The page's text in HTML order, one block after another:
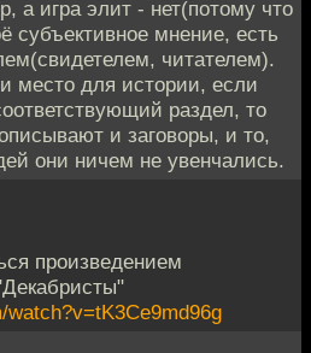
а игра элит - нет(потому что
субъективное мнение, есть
читателем).
место для истории, если
раздел, то
и заговоры, и то,
они ничем не увенчались.
произведением